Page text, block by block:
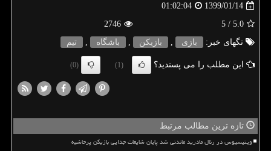
1399/01/14
01:02:04
5.0
/ 5
2746
تگهای خبر:
بازی , بازیكن , باشگاه , تیم
این مطلب را می پسندید؟ (1)
(0)
تازه ترین مطالب مرتبط
وینیسیوس در رئال مادرید ماندنی شد پایان شایعات جدایی بازیکن پرحاشیه